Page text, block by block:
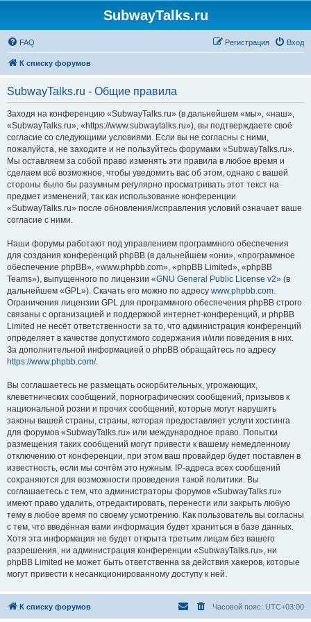
SubwayTalks.ru
FAQ Вход
Регистрация
К списку форумов
SubwayTalks.ru - Общие правила
Заходя на конференцию «SubwayTalks.ru» (в дальнейшем «мы», «наш»,
«SubwayTalks.ru», «https://www.subwaytalks.ru»), вы подтверждаете своё
согласие со следующими условиями. Если вы не согласны с ними,
пожалуйста, не заходите и не пользуйтесь форумами «SubwayTalks.ru».
Мы оставляем за собой право изменять эти правила в любое время и
сделаем всё возможное, чтобы уведомить вас об этом, однако с вашей
стороны было бы разумным регулярно просматривать этот текст на
предмет изменений, так как использование конференции
«SubwayTalks.ru» после обновления/исправления условий означает ваше
согласие с ними.
Наши форумы работают под управлением программного обеспечения
для создания конференций phpBB (в дальнейшем «они», «программное
обеспечение phpBB», «www.phpbb.com», «phpBB Limited», «phpBB
Teams»), выпущенного по лицензии «GNU General Public License v2» (в
дальнейшем «GPL»). Скачать его можно по адресу www.phpbb.com.
Ограничения лицензии GPL для программного обеспечения phpBB строго
связаны с организацией и поддержкой интернет-конференций, и phpBB
Limited не несёт ответственности за то, что администрация конференций
определяет в качестве допустимого содержания и/или поведения в них.
За дополнительной информацией о phpBB обращайтесь по адресу
https://www.phpbb.com/.
Вы соглашаетесь не размещать оскорбительных, угрожающих,
клеветнических сообщений, порнографических сообщений, призывов к
национальной розни и прочих сообщений, которые могут нарушить
законы вашей страны, страны, которая предоставляет услуги хостинга
для форумов «SubwayTalks.ru» или международное право. Попытки
размещения таких сообщений могут привести к вашему немедленному
отключению от конференции, при этом ваш провайдер будет поставлен в
известность, если мы сочтём это нужным. IP-адреса всех сообщений
сохраняются для возможности проведения такой политики. Вы
соглашаетесь с тем, что администраторы форумов «SubwayTalks.ru»
имеют право удалить, отредактировать, перенести или закрыть любую
тему в любое время по своему усмотрению. Как пользователь вы согласны
с тем, что введённая вами информация будет храниться в базе данных.
Хотя эта информация не будет открыта третьим лицам без вашего
разрешения, ни администрация конференции «SubwayTalks.ru», ни
phpBB Limited не может быть ответственна за действия хакеров, которые
могут привести к несанкционированному доступу к ней.
К списку форумов Часовой пояс: UTC+03:00